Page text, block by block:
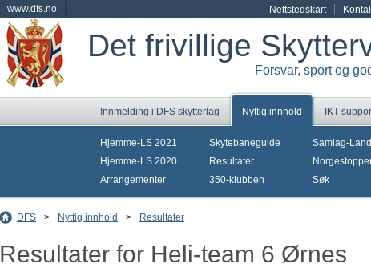
www.dfs.no Nettstedskart
Det frivillige
Forsvar, sport og
Innmelding i DFS skytterlag Nyttig innhold IKT
Hjemme-LS 2021
Hjemme-LS 2020
Arrangementer
Skytebaneguide
Resultater
350-klubben
Samlag-
Søk
DFS > Nyttig innhold > Resultater
Resultater for Heli-team 6 Ørnes